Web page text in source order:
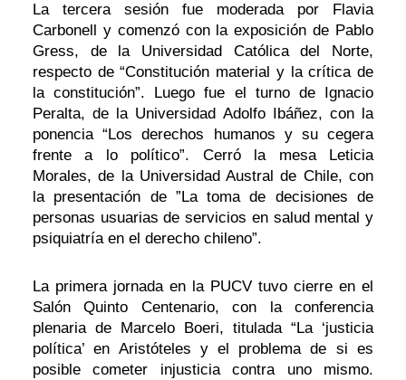
La tercera sesión fue moderada por Flavia
Carbonell y comenzó con la exposición de Pablo
Gress, de la Universidad Católica del Norte,
respecto de “Constitución material y la crítica de
la constitución”. Luego fue el turno de Ignacio
Peralta, de la Universidad Adolfo Ibáñez, con la
ponencia “Los derechos humanos y su cegera
frente a lo político”. Cerró la mesa Leticia
Morales, de la Universidad Austral de Chile, con
la presentación de ”La toma de decisiones de
personas usuarias de servicios en salud mental y
psiquiatría en el derecho chileno”.
La primera jornada en la PUCV tuvo cierre en el
Salón Quinto Centenario, con la conferencia
plenaria de Marcelo Boeri, titulada “La ‘justicia
política’ en Aristóteles y el problema de si es
posible cometer injusticia contra uno mismo.